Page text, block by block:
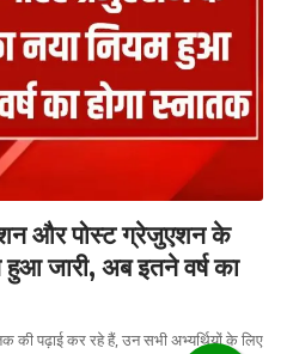
और पोस्ट ग्रेजुएशन के
जारी, अब इतने वर्ष का
की पढ़ाई कर रहे हैं, उन सभी अभ्यर्थियों के लिए